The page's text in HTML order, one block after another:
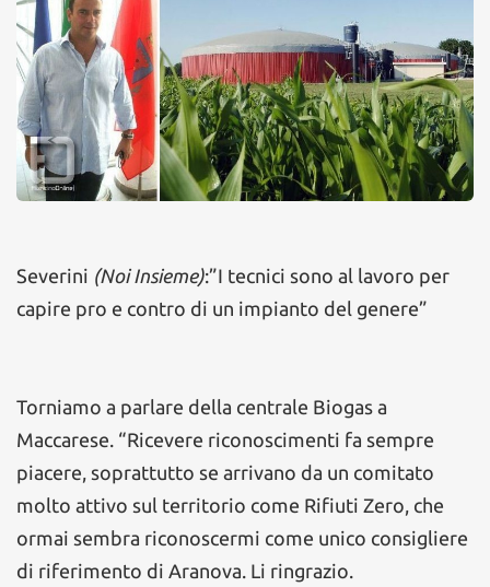
Severini (Noi Insieme):”I tecnici sono al lavoro per
capire pro e contro di un impianto del genere”
Torniamo a parlare della centrale Biogas a
Maccarese. “Ricevere riconoscimenti fa sempre
piacere, soprattutto se arrivano da un comitato
molto attivo sul territorio come Rifiuti Zero, che
ormai sembra riconoscermi come unico consigliere
di riferimento di Aranova. Li ringrazio.